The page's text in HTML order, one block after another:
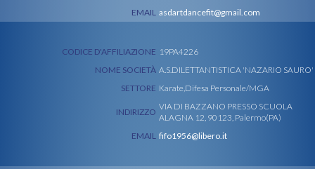
EMAIL asdartdancefit@gmail.com
CODICE D'AFFILIAZIONE 19PA4226
NOME SOCIETÀ A.S.DILETTANTISTICA 'NAZARIO SAURO'
SETTORE Karate,Difesa Personale/MGA
INDIRIZZO
VIA DI BAZZANO PRESSO SCUOLA
ALAGNA 12, 90123, Palermo(PA)
EMAIL fifo1956@libero.it